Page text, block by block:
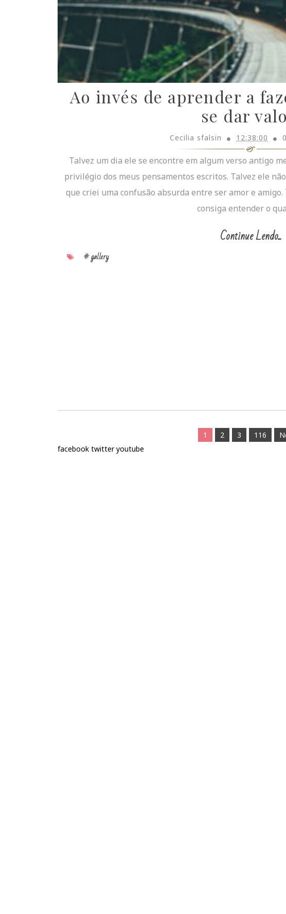
Ao invés de aprender a
se dar
Cecilia sfalsin 12:38:00
Talvez um dia ele se encontre em algum verso antigo
privilégio dos meus pensamentos escritos. Talvez ele
que criei uma confusão absurda entre ser amor e
consiga entender o
Continue Lendo...
# gallery
1 2 3 116
facebook twitter youtube